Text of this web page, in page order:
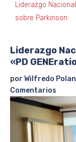
Liderazgo
sobre Parkinson
Liderazgo
«PD
por Wilfredo
Comentarios